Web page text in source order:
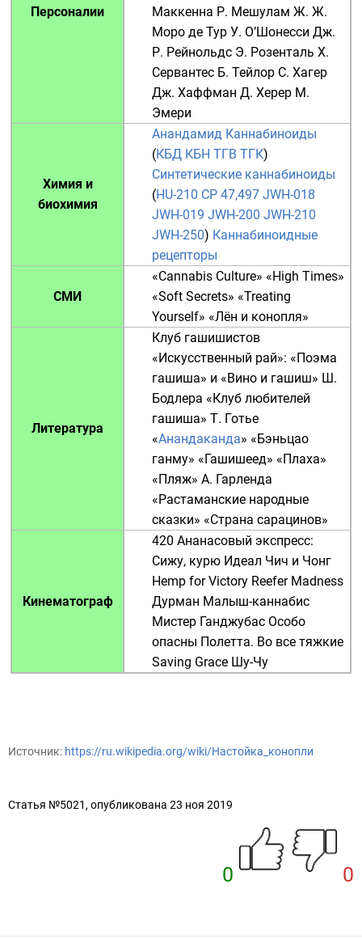
Персоналии
Маккенна Р. Мешулам Ж. Ж.
Моро де Тур У. О’Шонесси Дж.
Р. Рейнольдс Э. Розенталь Х.
Сервантес Б. Тейлор С. Хагер
Дж. Хаффман Д. Херер М.
Эмери
Химия и
биохимия
Анандамид Каннабиноиды
(КБД КБН ТГВ ТГК)
Синтетические каннабиноиды
(HU-210 CP 47,497 JWH-018
JWH-019 JWH-200 JWH-210
JWH-250) Каннабиноидные
рецепторы
СМИ
«Cannabis Culture» «High Times»
«Soft Secrets» «Treating
Yourself» «Лён и конопля»
Литература
Клуб гашишистов
«Искусственный рай»: «Поэма
гашиша» и «Вино и гашиш» Ш.
Бодлера «Клуб любителей
гашиша» Т. Готье
«Анандаканда» «Бэньцао
ганму» «Гашишеед» «Плаха»
«Пляж» А. Гарленда
«Растаманские народные
сказки» «Страна сарацинов»
Кинематограф
420 Ананасовый экспресс:
Сижу, курю Идеал Чич и Чонг
Hemp for Victory Reefer Madness
Дурман Малыш-каннабис
Мистер Ганджубас Особо
опасны Полетта. Во все тяжкие
Saving Grace Шу-Чу
Источник: https://ru.wikipedia.org/wiki/Настойка_конопли
Статья №5021, опубликована 23 ноя 2019
0 0